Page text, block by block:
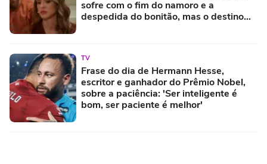
sofre com o fim do namoro e a
despedida do bonitão, mas o destino
TV
Frase do dia de Hermann Hesse,
escritor e ganhador do Prêmio Nobel,
sobre a paciência: 'Ser inteligente é
bom, ser paciente é melhor'